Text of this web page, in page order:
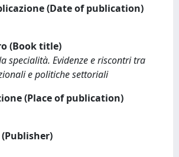
(Date of publication)
(Book title)
specialità. Evidenze e riscontri tra
e politiche settoriali
(Place of publication)